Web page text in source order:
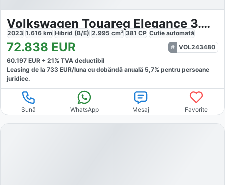
Volkswagen Touareg Elegance 3.0 eHybrid 4M Autom
2023 1.616 km Hibrid (B/E) 2.995 cm³ 381 CP Cutie automată
72.838 EUR
VOL243480
60.197 EUR + 21% TVA deductibil
Leasing de la 733 EUR/luna cu dobăndă anuală 5,7% pentru persoane
juridice.
Sună WhatsApp Mesaj Favorite